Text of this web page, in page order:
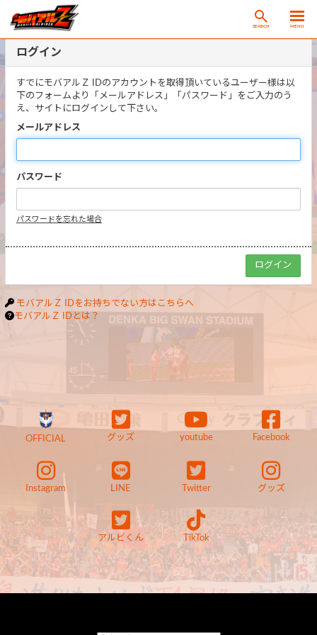
SEARCH MENU
ログイン
すでにモバアルＺ IDのアカウントを取得頂いているユーザー様は以
下のフォームより「メールアドレス」「パスワード」をご入力のう
え、サイトにログインして下さい。
メールアドレス
パスワード
パスワードを忘れた場合
モバアルＺ IDをお持ちでない方はこちらへ
モバアルＺ IDとは？
OFFICIAL グッズ youtube Facebook
Instagram LINE Twitter グッズ
アルビくん TikTok